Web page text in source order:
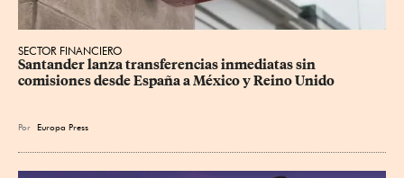
SECTOR FINANCIERO
Santander lanza transferencias inmediatas sin
comisiones desde España a México y Reino Unido
Por Europa Press